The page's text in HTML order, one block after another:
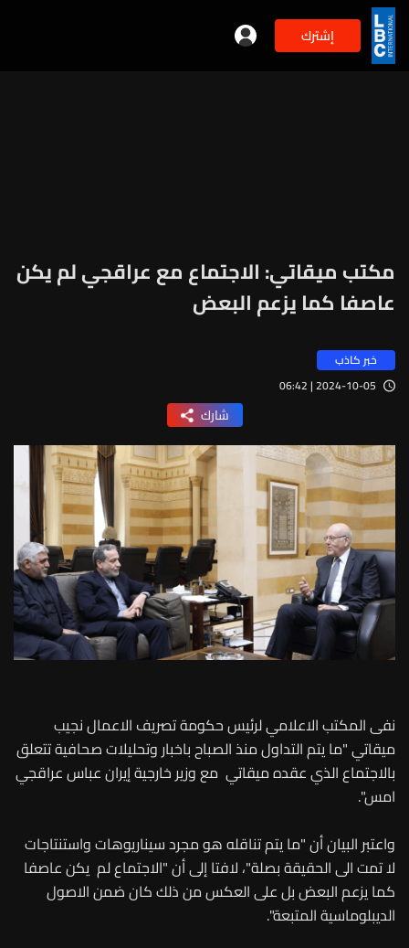
إشترك
مكتب ميقاتي: الاجتماع مع عراقجي لم يكن
عاصفا كما يزعم البعض
خبر كاذب
2024-10-05 | 06:42
شارك
نفى المكتب الاعلامي لرئيس حكومة تصريف الاعمال نجيب
ميقاتي "ما يتم التداول منذ الصباح باخبار وتحليلات صحافية تتعلق
بالاجتماع الذي عقده ميقاتي مع وزير خارجية إيران عباس عراقجي
امس".
واعتبر البيان أن "ما يتم تناقله هو مجرد سيناريوهات واستنتاجات
لا تمت الى الحقيقة بصلة"، لافتا إلى أن "الاجتماع لم يكن عاصفا
كما يزعم البعض بل على العكس من ذلك كان ضمن الاصول
الديبلوماسية المتبعة".